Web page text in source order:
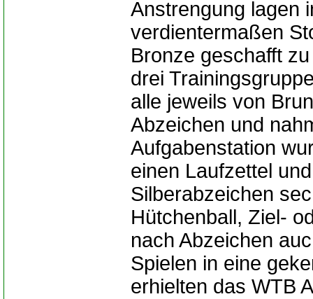
Anstrengung lagen
verdientermaßen
Bronze geschafft
drei
alle jeweils von
Abzeichen und
Aufgabenstation
einen Laufzettel
Silberabzeichen
Hütchenball, Ziel-
nach Abzeichen
Spielen in eine
erhielten das WTB